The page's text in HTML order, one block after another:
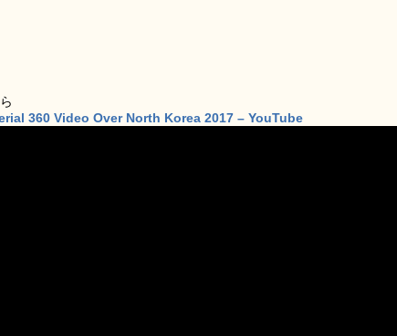
360 Video Over North Korea 2017 – YouTube